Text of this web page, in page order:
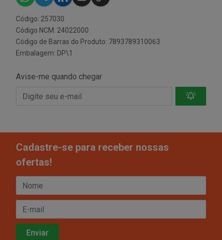
Código: 257030
Código NCM: 24022000
Código de Barras do Produto: 7893789310063
Embalagem: DP\1
Avise-me quando chegar
Cadastre-se para receber nossas
ofertas!